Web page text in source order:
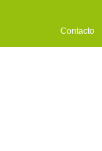
Contacto